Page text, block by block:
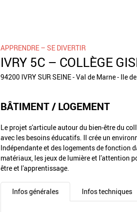
APPRENDRE – SE DIVERTIR
IVRY 5C – COLLÈGE
94200 IVRY SUR SEINE - Val de Marne - Ile
BÂTIMENT / LOGEMENT
Le projet s'articule autour du bien-être du
avec les besoins éducatifs. Il crée un
Indépendante et des logements de fonction
matériaux, les jeux de lumière et l'attention
être et l'apprentissage.
Infos générales Infos techniques